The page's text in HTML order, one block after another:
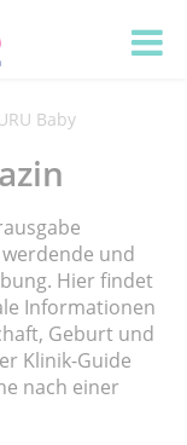
Baby
werdende und
Hier findet
Informationen
Geburt und
Klinik-Guide
nach einer